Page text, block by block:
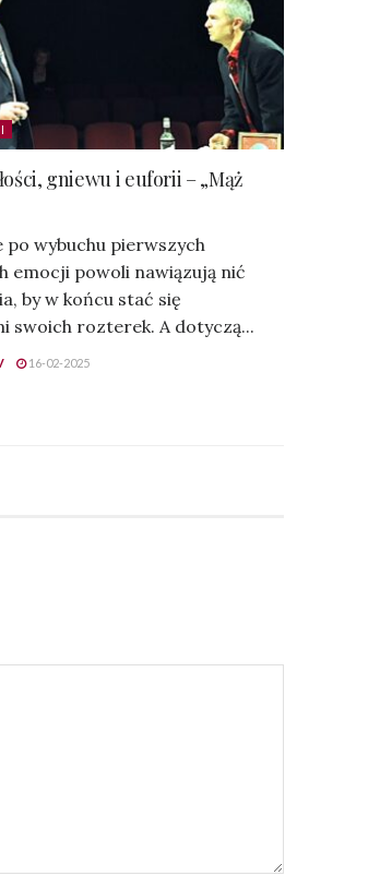
gniewu i euforii – „Mąż
po wybuchu pierwszych
emocji powoli nawiązują nić
by w końcu stać się
swoich rozterek. A dotyczą...
16-02-2025